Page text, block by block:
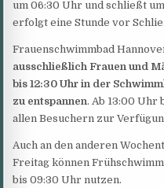
um 06:30 Uhr und schließt
erfolgt eine Stunde vor
Frauenschwimmbad
ausschließlich Frauen und
bis 12:30 Uhr in der
zu entspannen. Ab 13:00 Uhr
allen Besuchern zur
Auch an den anderen
Freitag können
bis 09:30 Uhr nutzen.